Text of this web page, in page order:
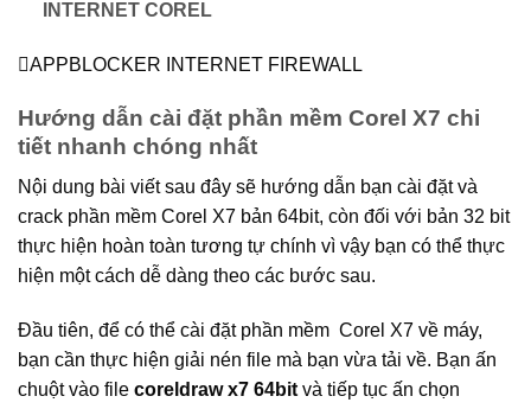
INTERNET COREL
APPBLOCKER INTERNET FIREWALL
Hướng dẫn cài đặt phần mềm Corel X7 chi
tiết nhanh chóng nhất
Nội dung bài viết sau đây sẽ hướng dẫn bạn cài đặt và
crack phần mềm Corel X7 bản 64bit, còn đối với bản 32 bit
thực hiện hoàn toàn tương tự chính vì vậy bạn có thể thực
hiện một cách dễ dàng theo các bước sau.
Đầu tiên, để có thể cài đặt phần mềm Corel X7 về máy,
bạn cần thực hiện giải nén file mà bạn vừa tải về. Bạn ấn
chuột vào file coreldraw x7 64bit và tiếp tục ấn chọn